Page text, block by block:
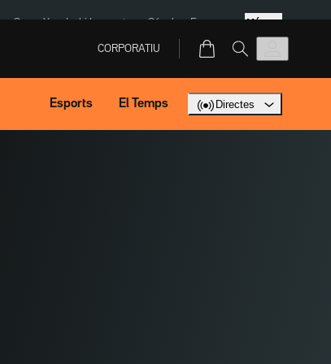
SpaceX Isaki Lacuesta Sánchez Europa Més
CORPORATIU
Esports El Temps Directes